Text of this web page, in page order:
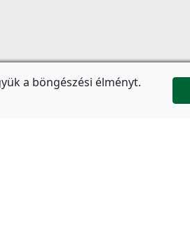
a böngészési élményt.